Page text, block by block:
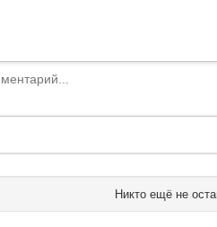
Никто ещё не